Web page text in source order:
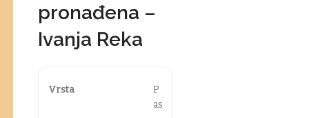
pronađena –
Ivanja Reka
Vrsta
P
as